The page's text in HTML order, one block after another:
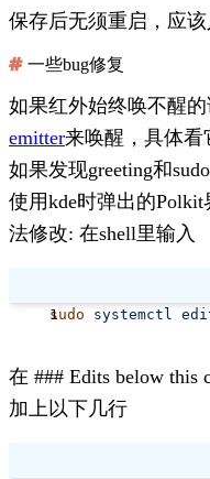
保存后无须重启，应该
一些bug修复
如果红外始终唤不醒
emitter来唤醒，具体看
如果发现greeting和
使用kde时弹出的
法修改: 在shell里输入
sudo systemctl
在 ### Edits below this
加上以下几行